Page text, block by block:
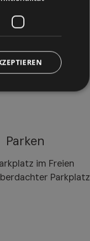
Parken
im Freien
Parkplatz